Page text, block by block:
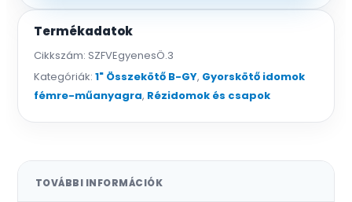
Termékadatok
Cikkszám: SZFVEgyenesÖ.3
Kategóriák: 1" Összekötő B-GY, Gyorskötő idomok
fémre-műanyagra, Rézidomok és csapok
TOVÁBBI INFORMÁCIÓK